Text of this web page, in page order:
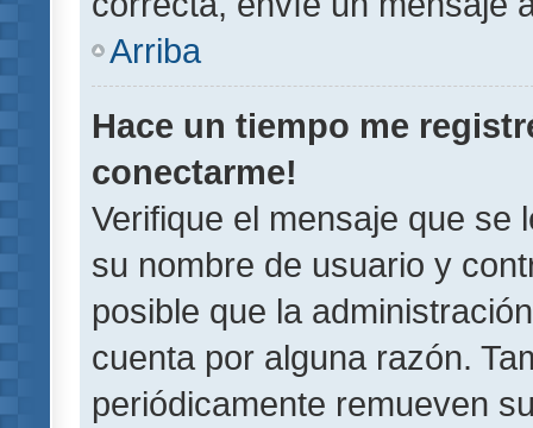
Arriba
Hace un tiempo me
conectarme!
Verifique el mensaje que se
su nombre de usuario y
posible que la
cuenta por alguna razón.
periódicamente remueven